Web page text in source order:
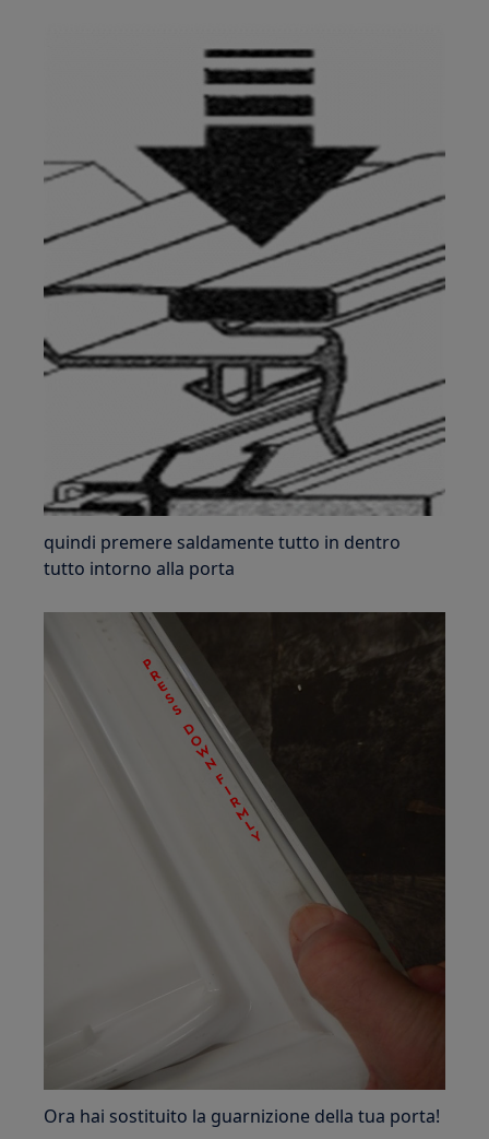
quindi premere saldamente tutto in dentro
tutto intorno alla porta
Ora hai sostituito la guarnizione della tua porta!